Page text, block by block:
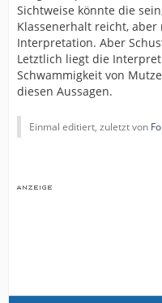
Sichtweise könnte die
Klassenerhalt reicht,
Interpretation. Aber
Letztlich liegt die
Schwammigkeit von
diesen Aussagen.
Einmal editiert, zuletzt von